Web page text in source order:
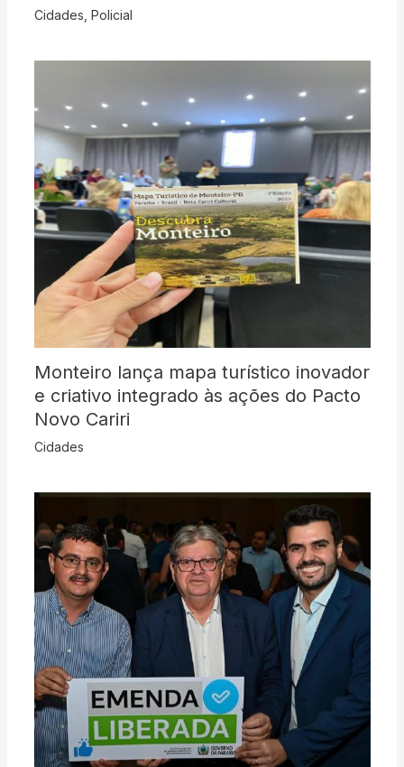
Cidades Policial
Monteiro lança mapa turístico inovador
e criativo integrado às ações do Pacto
Novo Cariri
Cidades